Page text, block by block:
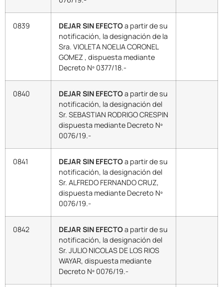
0839 DEJAR SIN EFECTOa partir de su
notificación, la designación de la
Sra. VIOLETA NOELIA CORONEL
GOMEZ , dispuesta mediante
Decreto Nº 0377/18.-
0840 DEJAR SIN EFECTOa partir de su
notificación, la designación del
Sr. SEBASTIAN RODRIGO CRESPIN
dispuesta mediante Decreto Nº
0076/19.-
0841 DEJAR SIN EFECTOa partir de su
notificación, la designación del
Sr. ALFREDO FERNANDO CRUZ,
dispuesta mediante Decreto Nº
0076/19.-
0842 DEJAR SIN EFECTOa partir de su
notificación, la designación del
Sr. JULIO NICOLAS DE LOS RIOS
WAYAR, dispuesta mediante
Decreto Nº 0076/19.-